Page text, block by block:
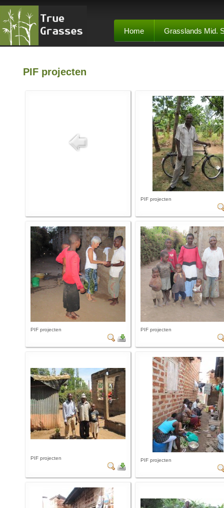
Home Grasslands Mid.
PIF projecten
PIF projecten
PIF projecten PIF projecten
PIF projecten PIF projecten